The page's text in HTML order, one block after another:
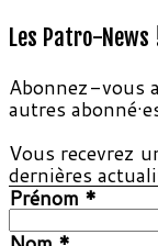
Les Patro-News
Abonnez-vous
autres
Vous recevrez
dernières
Prénom *